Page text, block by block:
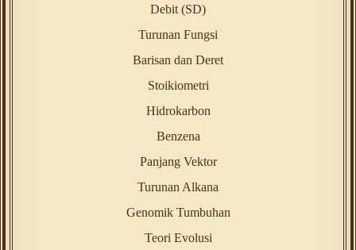
Debit (SD)
Turunan Fungsi
Barisan dan Deret
Stoikiometri
Hidrokarbon
Benzena
Panjang Vektor
Turunan Alkana
Genomik Tumbuhan
Teori Evolusi